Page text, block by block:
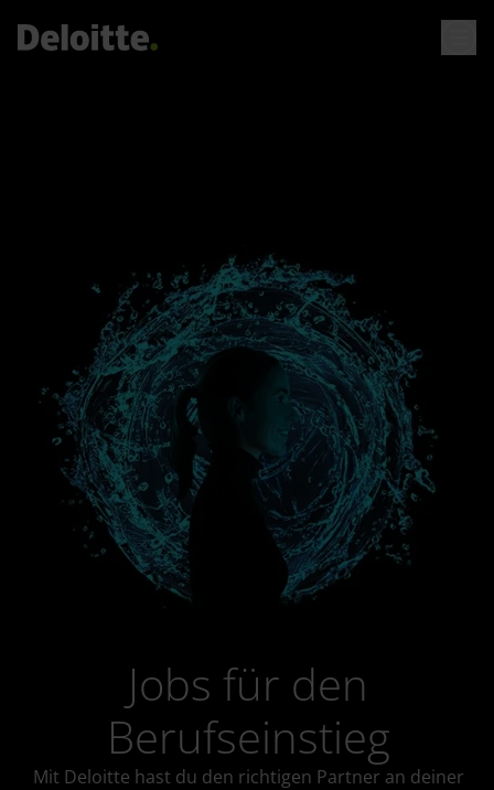
Jobs für den
Berufseinstieg
Mit Deloitte hast du den richtigen Partner an deiner